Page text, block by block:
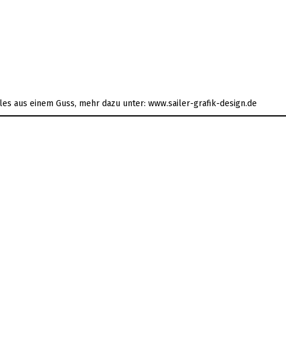
aus einem Guss, mehr dazu unter: www.sailer-grafik-design.de